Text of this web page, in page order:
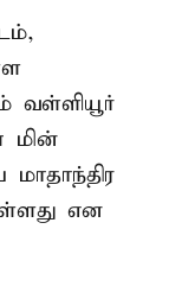
வள்ளியூர்
மின்
என